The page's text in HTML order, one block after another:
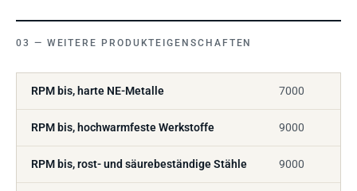
WEITERE PRODUKTEIGENSCHAFTEN
RPM bis, harte NE-Metalle 7000
RPM bis, hochwarmfeste Werkstoffe 9000
RPM bis, rost- und säurebeständige Stähle 9000